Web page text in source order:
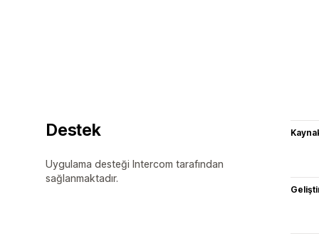
Destek
Uygulama desteği Intercom tarafından
sağlanmaktadır.